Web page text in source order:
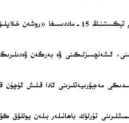
ئىران تاشقى ئىشلار مىنىستىرلىقى ئېلان قىلغان باياناتىدا، ئامېرىكا
يامانلىقىنى، ئىشەنچسىزلىكىنى ۋە بەرگەن
مەجبۇرىيەتلىرىنى ئادا قىلىش ئۈچۈن
تۈرلۈك باھانىلەر بىلەن يوللۇق